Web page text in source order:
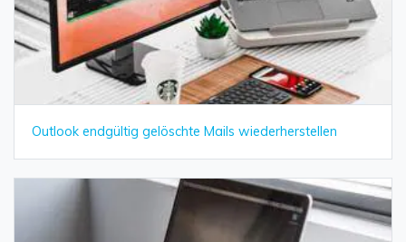
Outlook endgültig gelöschte Mails wiederherstellen